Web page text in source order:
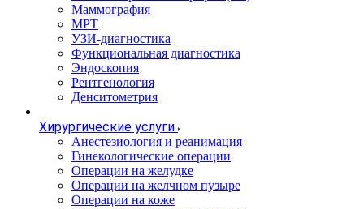
Маммография
МРТ
УЗИ-диагностика
Функциональная диагностика
Эндоскопия
Рентгенология
Денситометрия
Хирургические услуги
Анестезиология и реанимация
Гинекологические операции
Операции на желудке
Операции на желчном пузыре
Операции на коже